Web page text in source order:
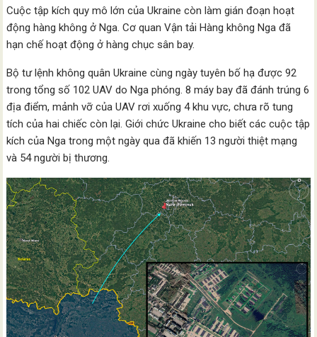
Cuộc tập kích quy mô lớn của Ukraine còn làm gián đoạn hoạt
động hàng không ở Nga. Cơ quan Vận tải Hàng không Nga đã
hạn chế hoạt động ở hàng chục sân bay.
Bộ tư lệnh không quân Ukraine cùng ngày tuyên bố hạ được 92
trong tổng số 102 UAV do Nga phóng. 8 máy bay đã đánh trúng 6
địa điểm, mảnh vỡ của UAV rơi xuống 4 khu vực, chưa rõ tung
tích của hai chiếc còn lại. Giới chức Ukraine cho biết các cuộc tập
kích của Nga trong một ngày qua đã khiến 13 người thiệt mạng
và 54 người bị thương.